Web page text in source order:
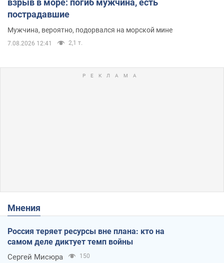
пострадавшие
Мужчина, вероятно, подорвался на морской мине
7.08.2026 12:41 2,1 т.
Мнения
Россия теряет ресурсы вне плана: кто на
самом деле диктует темп войны
Сергей Мисюра 150